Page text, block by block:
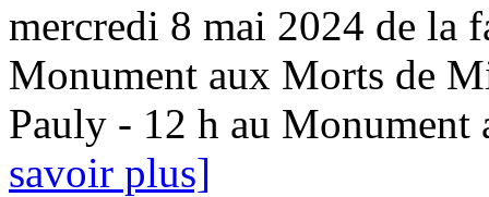
mercredi 8 mai 2024 de la
Monument aux Morts de
Pauly - 12 h au
savoir plus]